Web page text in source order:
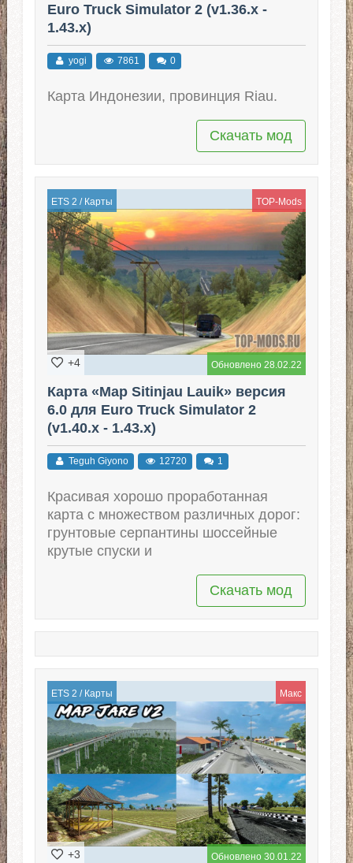
Euro Truck Simulator 2 (v1.36.x -
1.43.x)
yogi 7861 0
Карта Индонезии, провинция Riau.
Скачать мод
ETS 2 / Карты TOP-Mods
Обновлено 28.02.22
+4
Карта «Map Sitinjau Lauik» версия
6.0 для Euro Truck Simulator 2
(v1.40.x - 1.43.x)
Teguh Giyono 12720 1
Красивая хорошо проработанная
карта с множеством различных дорог:
грунтовые серпантины шоссейные
крутые спуски и
Скачать мод
ETS 2 / Карты Макс
Обновлено 30.01.22
+3